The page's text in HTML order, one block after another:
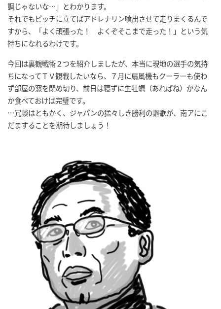
調じゃないな…」とわかります。
それでもピッチに立てばアドレナリン噴出させて走りまくるんで
すから、「よく頑張った！ よくぞそこまで走った！」という気
持ちになれるわけです。
今回は裏観戦術２つを紹介しましたが、本当に現地の選手の気持
ちになってＴＶ観戦したいなら、７月に扇風機もクーラーも使わ
ず部屋の窓を閉め切り、前日は寝ずに生牡蠣（あればね）かなん
か食べておけば完璧です。
…冗談はともかく、ジャパンの猛々しき勝利の謳歌が、南アにこ
だますることを期待しましょう！